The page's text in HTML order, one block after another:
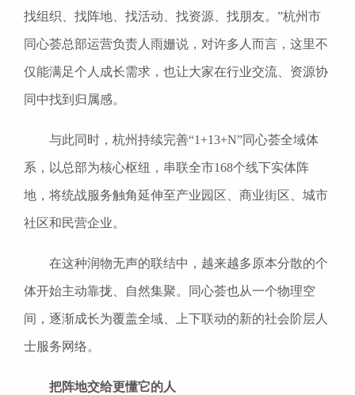
找组织、找阵地、找活动、找资源、找朋友。”杭州市
同心荟总部运营负责人雨姗说，对许多人而言，这里不
仅能满足个人成长需求，也让大家在行业交流、资源协
同中找到归属感。
与此同时，杭州持续完善“1+13+N”同心荟全域体
系，以总部为核心枢纽，串联全市168个线下实体阵
地，将统战服务触角延伸至产业园区、商业街区、城市
社区和民营企业。
在这种润物无声的联结中，越来越多原本分散的个
体开始主动靠拢、自然集聚。同心荟也从一个物理空
间，逐渐成长为覆盖全域、上下联动的新的社会阶层人
士服务网络。
把阵地交给更懂它的人